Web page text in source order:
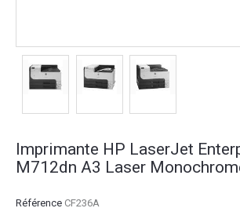
Imprimante HP LaserJet
M712dn A3 Laser
Référence CF236A